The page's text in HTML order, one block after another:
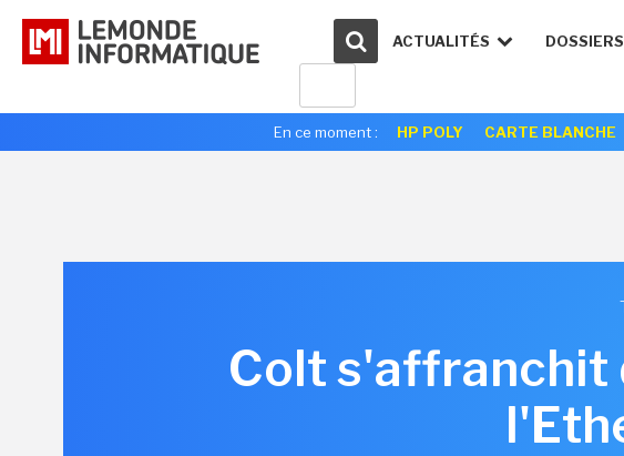
ACTUALITÉS DOSSIERS
En ce moment : HP POLY CARTE BLANCHE
Colt s'affranchit